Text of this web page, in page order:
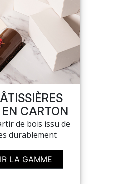
CARTON
de bois issu de
durablement
LA GAMME